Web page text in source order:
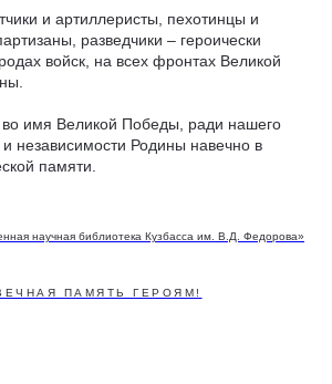
и артиллеристы, пехотинцы и
разведчики – героически
войск, на всех фронтах Великой
во имя Великой Победы, ради нашего
независимости Родины навечно в
памяти.
научная библиотека Кузбасса им. В.Д. Федорова»
ПАМЯТЬ ГЕРОЯМ!